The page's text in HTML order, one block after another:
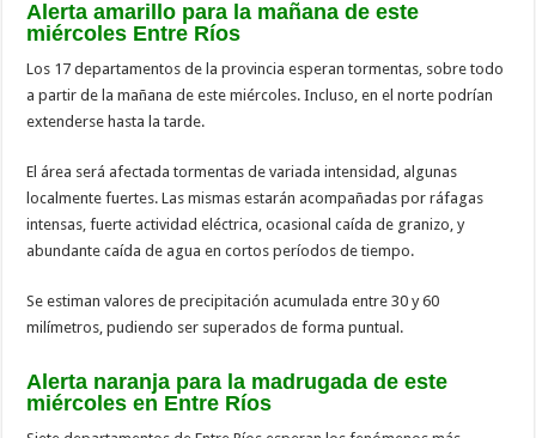
Alerta amarillo para la mañana de este
miércoles Entre Ríos
Los 17 departamentos de la provincia esperan tormentas, sobre todo
a partir de la mañana de este miércoles. Incluso, en el norte podrían
extenderse hasta la tarde.
El área será afectada tormentas de variada intensidad, algunas
localmente fuertes. Las mismas estarán acompañadas por ráfagas
intensas, fuerte actividad eléctrica, ocasional caída de granizo, y
abundante caída de agua en cortos períodos de tiempo.
Se estiman valores de precipitación acumulada entre 30 y 60
milímetros, pudiendo ser superados de forma puntual.
Alerta naranja para la madrugada de este
miércoles en Entre Ríos